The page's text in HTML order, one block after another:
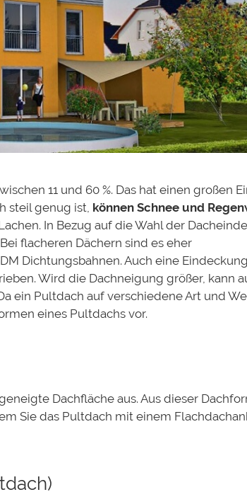
11 und 60 %. Das hat einen großen
steil genug ist, können Schnee und
. In Bezug auf die Wahl der
flacheren Dächern sind es eher
Dichtungsbahnen. Auch eine
Wird die Dachneigung größer, kann
ein Pultdach auf verschiedene Art und
eines Pultdachs vor.
Dachfläche aus. Aus dieser
Sie das Pultdach mit einem